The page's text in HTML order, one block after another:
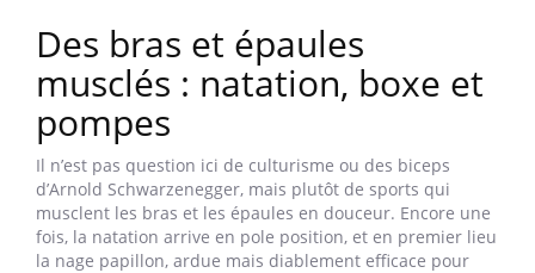
Des bras et épaules
musclés : natation, boxe et
pompes
Il n’est pas question ici de culturisme ou des biceps
d’Arnold Schwarzenegger, mais plutôt de sports qui
musclent les bras et les épaules en douceur. Encore une
fois, la natation arrive en pole position, et en premier lieu
la nage papillon, ardue mais diablement efficace pour